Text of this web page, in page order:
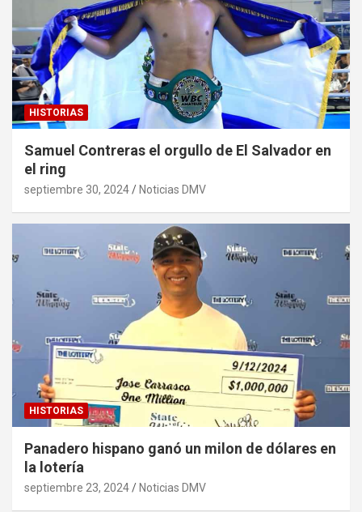
HISTORIAS
Samuel Contreras el orgullo de El Salvador en
el ring
septiembre 30, 2024 Noticias DMV
HISTORIAS
Panadero hispano ganó un milon de dólares en
la lotería
septiembre 23, 2024 Noticias DMV